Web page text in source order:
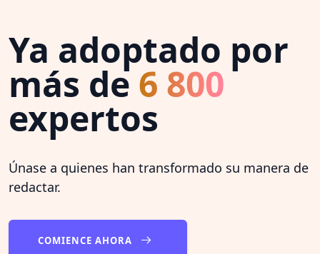
Ya adoptado por
más de 6 800
expertos
Únase a quienes han transformado su manera de
redactar.
COMIENCE AHORA